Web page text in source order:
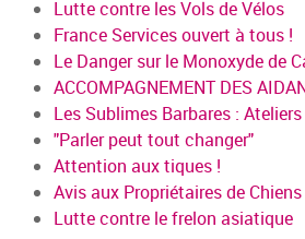
Lutte contre les Vols de Vélos
France Services ouvert à tous !
Le Danger sur le Monoxyde de
ACCOMPAGNEMENT DES
Les Sublimes Barbares :
"Parler peut tout changer"
Attention aux tiques !
Avis aux Propriétaires de Chiens
Lutte contre le frelon asiatique